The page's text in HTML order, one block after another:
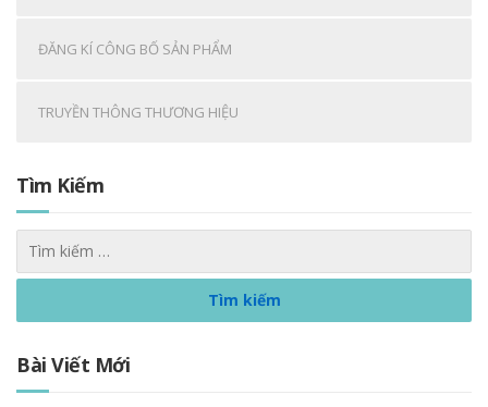
ĐĂNG KÍ CÔNG BỐ SẢN PHẨM
TRUYỀN THÔNG THƯƠNG HIỆU
Tìm Kiếm
Bài Viết Mới